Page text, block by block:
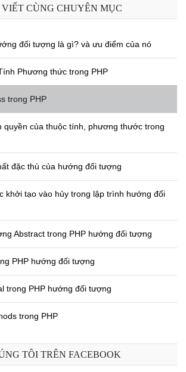
CÙNG CHUYÊN MỤC
đối tượng là gì? và ưu điểm của nó
Phương thức trong PHP
trong PHP
quyền của thuộc tính, phương thước trong
đặc thù của hướng đối tượng
khởi tạo vào hủy trong lập trình hướng đối
Abstract trong PHP hướng đối tượng
PHP hướng đối tượng
trong PHP hướng đối tượng
trong PHP
trong PHP
TÔI TRÊN FACEBOOK